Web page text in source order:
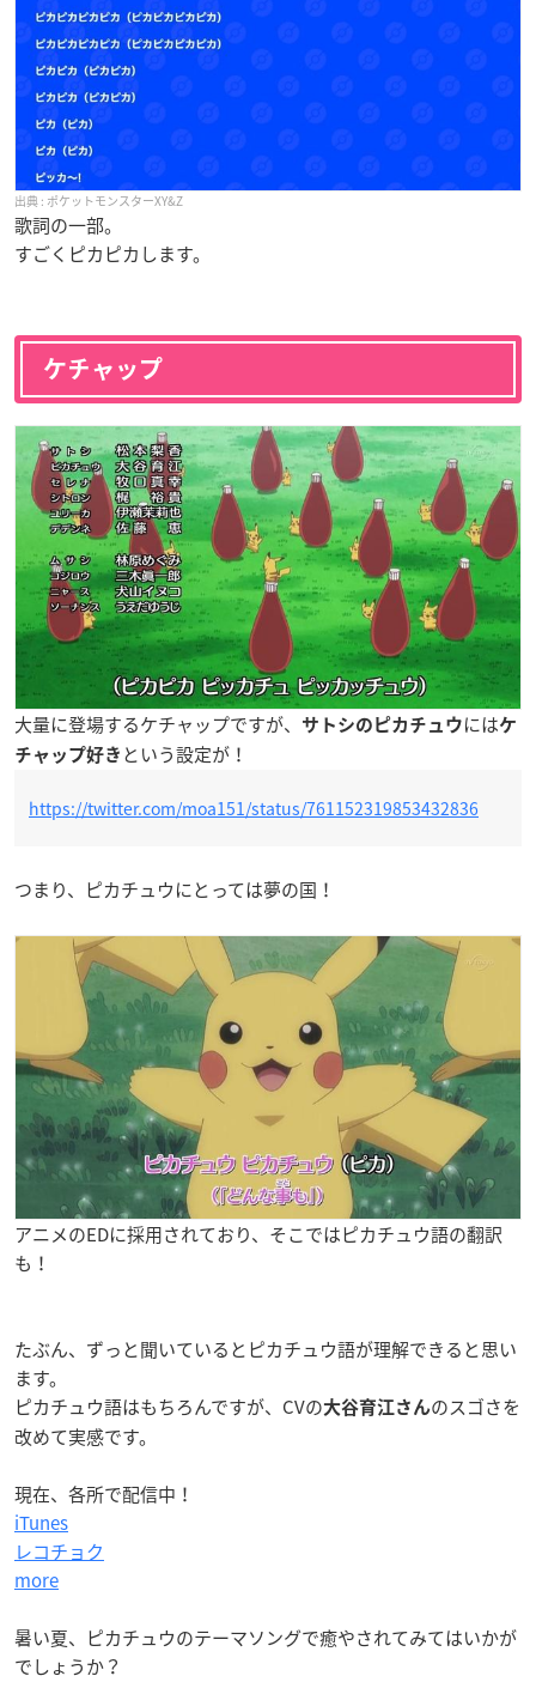
ポケットモンスターXY&Z
歌詞の一部。
すごくピカピカします。
ケチャップ
大量に登場するケチャップですが、 サトシのピカチュウ にはケ
チャップ好き という設定が！
https://twitter.com/moa151/status/761152319853432836
つまり、ピカチュウにとっては夢の国！
アニメのEDに採用されており、そこではピカチュウ語の翻訳
も！
たぶん、ずっと聞いているとピカチュウ語が理解できると思い
ます。
ピカチュウ語はもちろんですが、CVの大谷育江さんのスゴさを
改めて実感です。
現在、各所で配信中！
iTunes
レコチョク
more
暑い夏、ピカチュウのテーマソングで癒やされてみてはいかが
でしょうか？